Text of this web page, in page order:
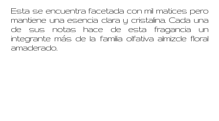
Esta se encuentra facetada con mil matices pero
mantiene una esencia clara y cristalina. Cada una
de sus notas hace de esta fragancia un
integrante más de la familia olfativa almizcle floral
amaderado.